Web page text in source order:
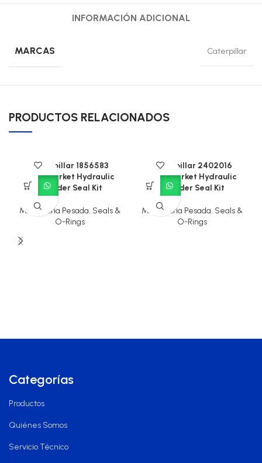
INFORMACIÓN ADICIONAL
MARCAS Caterpillar
PRODUCTOS RELACIONADOS
Caterpillar 1856583
Aftermarket Hydraulic
Cylinder Seal Kit
Maquinaria Pesada, Seals &
O-Rings
Caterpillar 2402016
Aftermarket Hydraulic
Cylinder Seal Kit
Maquinaria Pesada, Seals &
O-Rings
Categorías
Productos
Quiénes Somos
Servicio Técnico